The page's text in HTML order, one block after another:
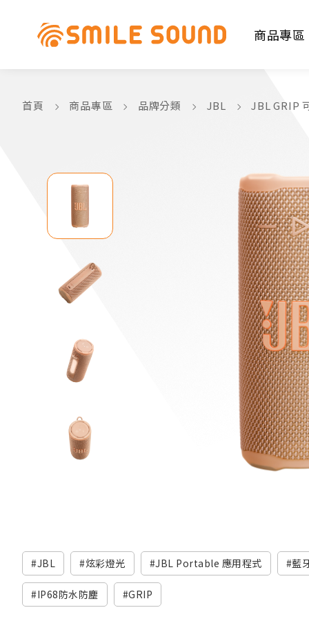
請選擇商品分類
商品專區
首頁 商品專區 品牌分類 JBL JBL GRIP
JBL 炫彩燈光 JBL Portable 應用程式 藍
IP68防水防塵 GRIP